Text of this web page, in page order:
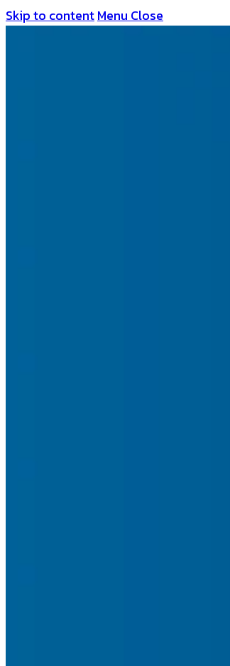
Skip to contentMenu Close